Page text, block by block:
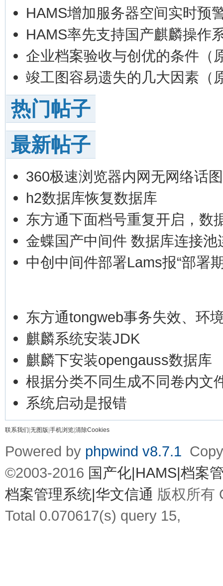
HAMS增加服务器空间实时预
HAMS率先支持国产麒麟操作
企业档案验收与创优的条件（
竣工图容易遗失的几大因素（
热门帖子
最新帖子
360极速浏览器内网无网络话
h2数据库恢复数据库
东方通下面档号重复开启，数
金蝶国产中间件 数据库连接池
中创中间件部署Lams报“部署
东方通tongweb事务失效、环
麒麟系统安装JDK
麒麟下安装opengauss数据库
根据分类不同生成不同卷内文
系统启动是报错
联系我们 无图版 手机浏览 清除Cookies
Powered by phpwind v8.7.1
©2003-2016 国产化|HAMS|档案
档案管理系统|华文信通 版权所有
Total 0.070617(s) query 15,